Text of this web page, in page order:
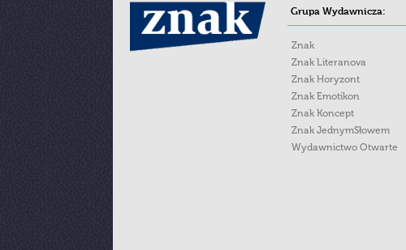
Grupa Wydawnicza:
Znak
Znak Literanova
Znak Horyzont
Znak Emotikon
Znak Koncept
Znak JednymSłowem
Wydawnictwo Otwarte